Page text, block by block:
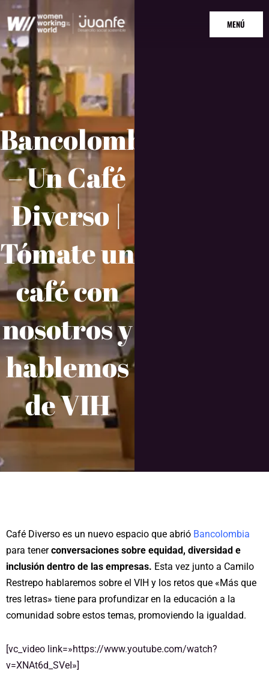
contenido
MAIN
MENU
MENÚ
Bancolombia
– Un Café
Diverso |
Tómate un
café con
nosotros y
hablemos
de VIH
Café Diverso es un nuevo espacio que abrió Bancolombia
para tenerconversaciones sobre equidad, diversidad e
inclusión dentro de las empresas. Esta vez junto a Camilo
Restrepo hablaremos sobre el VIH y los retos que «Más que
tres letras» tiene para profundizar en la educación a la
comunidad sobre estos temas, promoviendo la igualdad.
[vc_video link=»https://www.youtube.com/watch?
v=XNAt6d_SVeI»]